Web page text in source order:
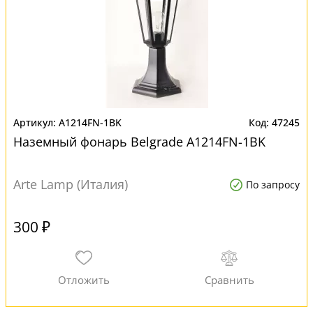
A1214FN-1BK 47245
Наземный фонарь Belgrade A1214FN-1BK
Arte Lamp (Италия) По запросу
300 ₽